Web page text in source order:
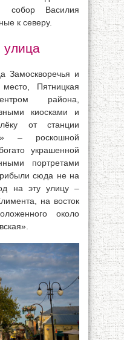
собор Василия
к северу.
улица
Замоскворечья и
место, Пятницкая
района,
киосками и
от станции
– роскошной
украшенной
портретами
сюда не на
на эту улицу –
на восток
около